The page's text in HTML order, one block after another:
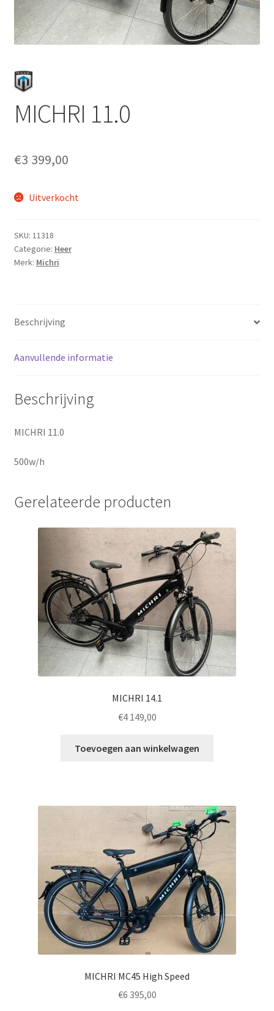
Fietsverzekering
Home
inruilofferte upway
Nieuwsbrief
Openingsuren
Ophaalservice
Over ons
Privacybeleid
Terugbetaal- en retourneringsbeleid
Winkel
winkelmandje
MICHRI 11.0
€3 399,00
Uitverkocht
SKU: 11318
Categorie: Heer
Merk: Michri
Beschrijving
Aanvullende informatie
Beschrijving
MICHRI 11.0
500w/h
Gerelateerde producten
MICHRI 14.1
€4 149,00
Toevoegen aan winkelwagen
MICHRI MC45 High Speed
€6 395,00